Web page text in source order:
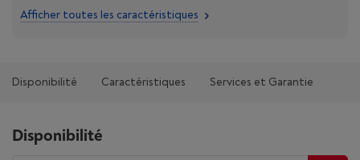
Afficher toutes les caractéristiques
Disponibilité Caractéristiques Services et Garantie
Disponibilité